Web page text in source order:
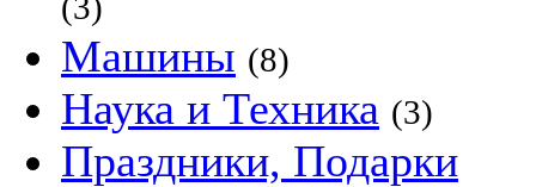
Машины (8)
Наука и Техника (3)
Праздники, Подарки